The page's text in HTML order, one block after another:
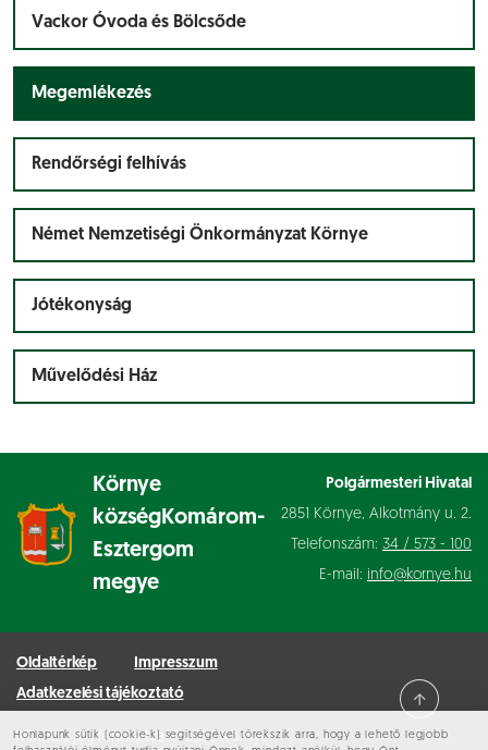
Honlapunk sütik (cookie-k) segítségével törekszik arra, hogy a lehető legjobb
Vackor Óvoda és Bölcsőde
Megemlékezés
Rendőrségi felhívás
Német Nemzetiségi Önkormányzat Környe
Jótékonyság
Művelődési Ház
Környe
községKomárom-
Esztergom
megye
Polgármesteri Hivatal
2851 Környe, Alkotmány u. 2.
Telefonszám: 34 / 573 - 100
E-mail: info@kornye.hu
Oldaltérkép
Impresszum
Adatkezelési tájékoztató
Minden jog fenntartva © 2026 Környe